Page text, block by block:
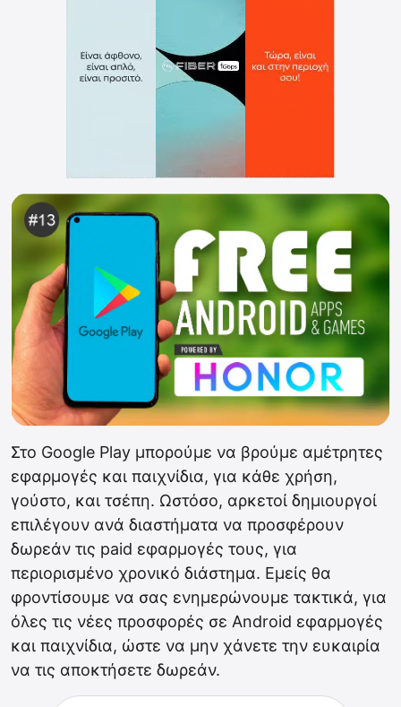
Στο Google Play μπορούμε να βρούμε αμέτρητες
εφαρμογές και παιχνίδια, για κάθε χρήση,
γούστο, και τσέπη. Ωστόσο, αρκετοί δημιουργοί
επιλέγουν ανά διαστήματα να προσφέρουν
δωρεάν τις paid εφαρμογές τους, για
περιορισμένο χρονικό διάστημα. Εμείς θα
φροντίσουμε να σας ενημερώνουμε τακτικά, για
όλες τις νέες προσφορές σε Android εφαρμογές
και παιχνίδια, ώστε να μην χάνετε την ευκαιρία
να τις αποκτήσετε δωρεάν.